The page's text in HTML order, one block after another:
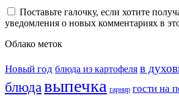
Поставьте галочку, если хотите
уведомления о новых комментариях в
Облако меток
Новый год блюда из картофеля в
блюдавыпечка гарнир гости на